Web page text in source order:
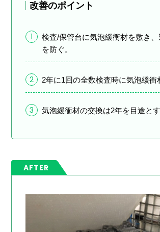
改善のポイント
1
検査/保管台に気泡緩衝材を敷き
を防ぐ。
2 2年に1回の全数検査時に気泡緩衝
3 気泡緩衝材の交換は2年を目途とす
AFTER